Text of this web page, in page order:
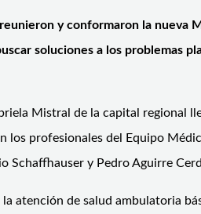
y conformaron la nueva
soluciones a los problemas
Mistral de la capital regional
los profesionales del Equipo
Schaffhauser y Pedro Aguirre
atención de salud ambulatoria